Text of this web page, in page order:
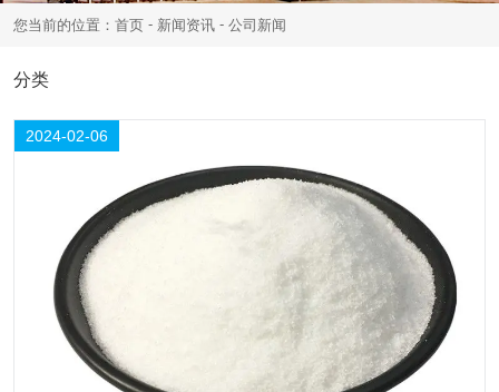
您当前的位置：首页 - 新闻资讯 - 公司新闻
分类
2024-02-06